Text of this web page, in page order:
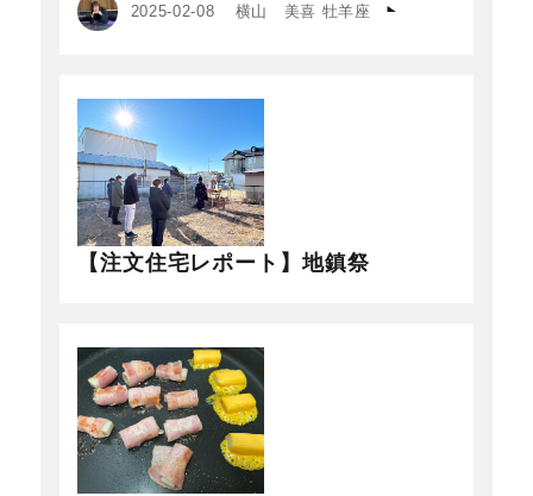
2025-02-08 横山 美喜 牡羊座
【注文住宅レポート】地鎮祭